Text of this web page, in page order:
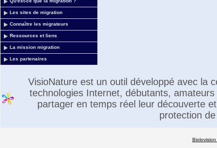
Les sites de migration
Connaître les migrateurs
Ressources et liens
La mission migration
Les partenaires
VisioNature est un outil développé avec la
technologies Internet, débutants,
partager en temps réel leur découverte
protection
Biolovision